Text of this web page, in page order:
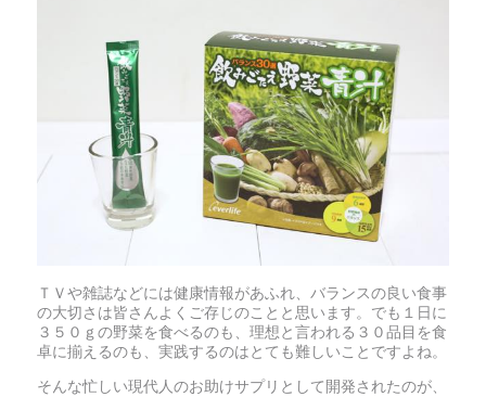
ＴＶや雑誌などには健康情報があふれ、バランスの良い食事
の大切さは皆さんよくご存じのことと思います。でも１日に
３５０ｇの野菜を食べるのも、理想と言われる３０品目を食
卓に揃えるのも、実践するのはとても難しいことですよね。
そんな忙しい現代人のお助けサプリとして開発されたのが、